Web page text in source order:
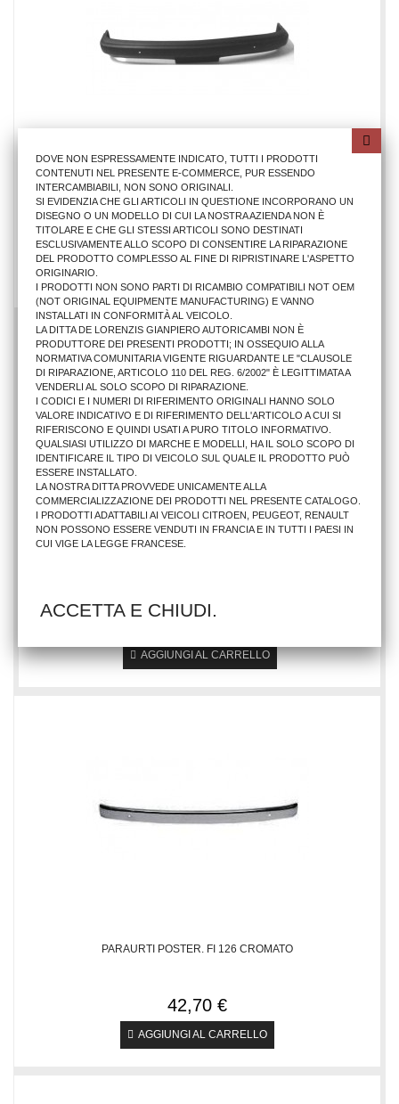
PARAURTI ANTER. FI 126 PERSONAL
15,25 €
AGGIUNGI AL CARRELLO
PARAURTI POSTER. FI 126 CROMATO
42,70 €
AGGIUNGI AL CARRELLO
DOVE NON ESPRESSAMENTE INDICATO, TUTTI I PRODOTTI
CONTENUTI NEL PRESENTE E-COMMERCE, PUR ESSENDO
INTERCAMBIABILI, NON SONO ORIGINALI.
SI EVIDENZIA CHE GLI ARTICOLI IN QUESTIONE INCORPORANO UN
DISEGNO O UN MODELLO DI CUI LA NOSTRA AZIENDA NON È
TITOLARE E CHE GLI STESSI ARTICOLI SONO DESTINATI
ESCLUSIVAMENTE ALLO SCOPO DI CONSENTIRE LA RIPARAZIONE
DEL PRODOTTO COMPLESSO AL FINE DI RIPRISTINARE L'ASPETTO
ORIGINARIO.
I PRODOTTI NON SONO PARTI DI RICAMBIO COMPATIBILI NOT OEM
(NOT ORIGINAL EQUIPMENTE MANUFACTURING) E VANNO
INSTALLATI IN CONFORMITÀ AL VEICOLO.
LA DITTA DE LORENZIS GIANPIERO AUTORICAMBI NON È
PRODUTTORE DEI PRESENTI PRODOTTI; IN OSSEQUIO ALLA
NORMATIVA COMUNITARIA VIGENTE RIGUARDANTE LE "CLAUSOLE
DI RIPARAZIONE, ARTICOLO 110 DEL REG. 6/2002" È LEGITTIMATA A
VENDERLI AL SOLO SCOPO DI RIPARAZIONE.
I CODICI E I NUMERI DI RIFERIMENTO ORIGINALI HANNO SOLO
VALORE INDICATIVO E DI RIFERIMENTO DELL'ARTICOLO A CUI SI
RIFERISCONO E QUINDI USATI A PURO TITOLO INFORMATIVO.
QUALSIASI UTILIZZO DI MARCHE E MODELLI, HA IL SOLO SCOPO DI
IDENTIFICARE IL TIPO DI VEICOLO SUL QUALE IL PRODOTTO PUÒ
ESSERE INSTALLATO.
LA NOSTRA DITTA PROVVEDE UNICAMENTE ALLA
COMMERCIALIZZAZIONE DEI PRODOTTI NEL PRESENTE CATALOGO.
I PRODOTTI ADATTABILI AI VEICOLI CITROEN, PEUGEOT, RENAULT
NON POSSONO ESSERE VENDUTI IN FRANCIA E IN TUTTI I PAESI IN
CUI VIGE LA LEGGE FRANCESE.
ACCETTA E CHIUDI.